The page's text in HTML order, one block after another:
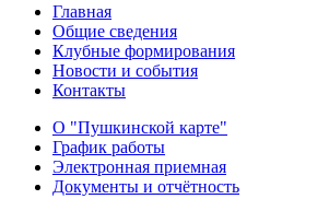
Главная
Общие сведения
Клубные формирования
Новости и события
Контакты
О "Пушкинской карте"
График работы
Электронная приемная
Документы и отчётность